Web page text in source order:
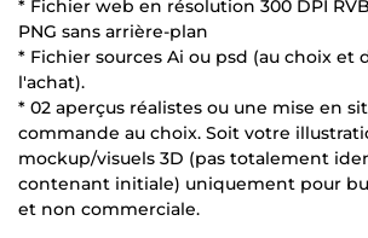
* Fichier web en résolution 300 DPI
PNG sans arrière-plan
* Fichier sources Ai ou psd (au choix et
l'achat).
* 02 aperçus réalistes ou une mise en
commande au choix. Soit votre
mockup/visuels 3D (pas totalement
contenant initiale) uniquement pour
et non commerciale.